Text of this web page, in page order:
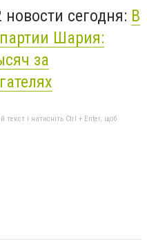
сегодня: В
Шария:
за
текст і натисніть Ctrl + Enter, щоб